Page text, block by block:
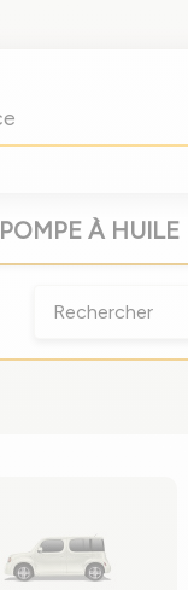
POMPE À HUILE